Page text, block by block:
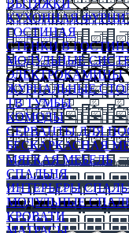
ВЫТЯЖКИ
КУХОННАЯ
ГОСТИНАЯ
СТЕНКИ В
МОДУЛЬНЫЕ
ЭЛЕКТРОКАМИНЫ
ЖУРНАЛЬНЫЕ
ТВ ТУМБЫ
КОМОДЫ
СЕРВАНТЫ ДЛЯ
БЕСКАРКАСНАЯ
МЯГКАЯ МЕБЕЛЬ
СПАЛЬНЯ
ИНТЕРЬЕРЫ
МОДУЛЬНЫЕ
КРОВАТИ